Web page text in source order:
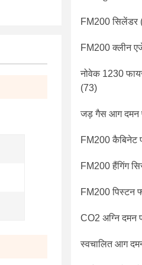
FM200 सिलेंडर
FM200 क्लीन
नोवेक 1230
(73)
जड़ गैस आग दमन
FM200 कैबिनेट
FM200 हैंगिंग
FM200 पिस्टन
CO2 अग्नि दमन
स्वचालित आग